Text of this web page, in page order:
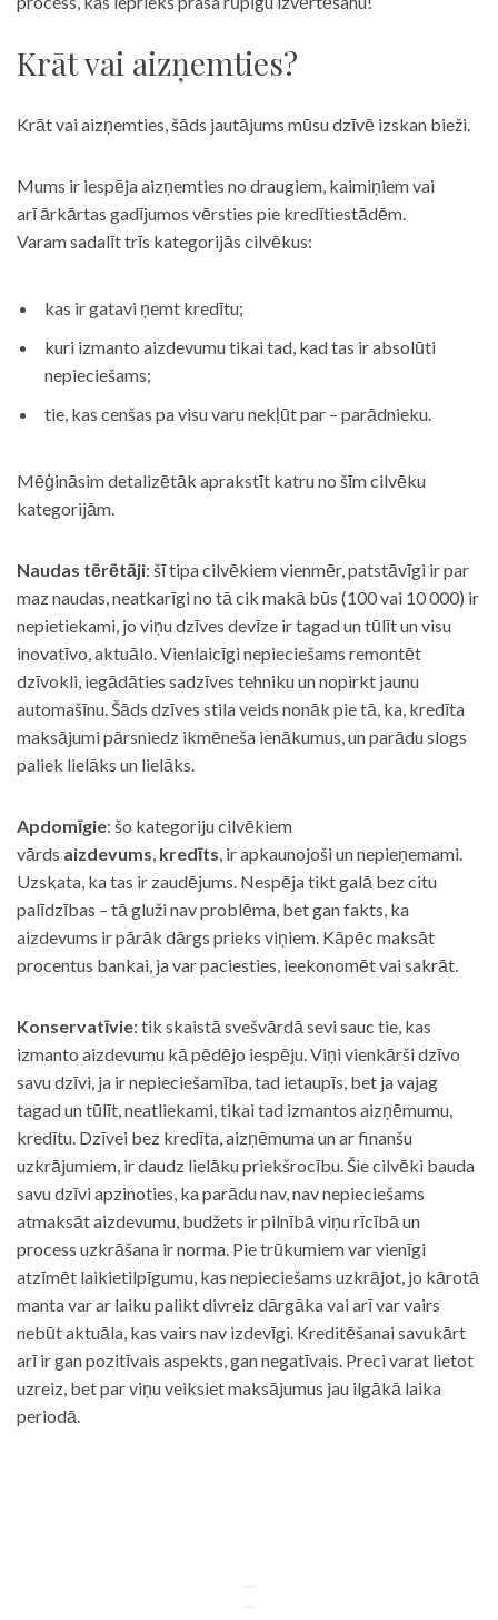
Krāt vai aizņemties?
Krāt vai aizņemties, šāds jautājums mūsu dzīvē izskan bieži.
Mums ir iespēja aizņemties no draugiem, kaimiņiem vai
arī ārkārtas gadījumos vērsties pie kredītiestādēm.
Varam sadalīt trīs kategorijās cilvēkus:
kas ir gatavi ņemt kredītu;
kuri izmanto aizdevumu tikai tad, kad tas ir absolūti
nepieciešams;
tie, kas cenšas pa visu varu nekļūt par – parādnieku.
Mēģināsim detalizētāk aprakstīt katru no šīm cilvēku
kategorijām.
Naudas tērētāji: šī tipa cilvēkiem vienmēr, patstāvīgi ir par
maz naudas, neatkarīgi no tā cik makā būs (100 vai 10 000) ir
nepietiekami, jo viņu dzīves devīze ir tagad un tūlīt un visu
inovatīvo, aktuālo. Vienlaicīgi nepieciešams remontēt
dzīvokli, iegādāties sadzīves tehniku un nopirkt jaunu
automašīnu. Šāds dzīves stila veids nonāk pie tā, ka, kredīta
maksājumi pārsniedz ikmēneša ienākumus, un parādu slogs
paliek lielāks un lielāks.
Apdomīgie: šo kategoriju cilvēkiem
vārds aizdevums, kredīts, ir apkaunojoši un nepieņemami.
Uzskata, ka tas ir zaudējums. Nespēja tikt galā bez citu
palīdzības – tā gluži nav problēma, bet gan fakts, ka
aizdevums ir pārāk dārgs prieks viņiem. Kāpēc maksāt
procentus bankai, ja var paciesties, ieekonomēt vai sakrāt.
Konservatīvie: tik skaistā svešvārdā sevi sauc tie, kas
izmanto aizdevumu kā pēdējo iespēju. Viņi vienkārši dzīvo
savu dzīvi, ja ir nepieciešamība, tad ietaupīs, bet ja vajag
tagad un tūlīt, neatliekami, tikai tad izmantos aizņēmumu,
kredītu. Dzīvei bez kredīta, aizņēmuma un ar finanšu
uzkrājumiem, ir daudz lielāku priekšrocību. Šie cilvēki bauda
savu dzīvi apzinoties, ka parādu nav, nav nepieciešams
atmaksāt aizdevumu, budžets ir pilnībā viņu rīcībā un
process uzkrāšana ir norma. Pie trūkumiem var vienīgi
atzīmēt laikietilpīgumu, kas nepieciešams uzkrājot, jo kārotā
manta var ar laiku palikt divreiz dārgāka vai arī var vairs
nebūt aktuāla, kas vairs nav izdevīgi. Kreditēšanai savukārt
arī ir gan pozitīvais aspekts, gan negatīvais. Preci varat lietot
uzreiz, bet par viņu veiksiet maksājumus jau ilgākā laika
periodā.